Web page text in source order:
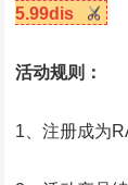
5.99dis
活动规则：
1、注册成为